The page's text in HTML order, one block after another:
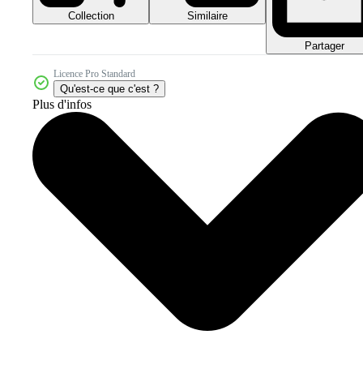
Collection Similaire
Partager
Licence Pro Standard
Qu'est-ce que c'est ?
Plus d'infos